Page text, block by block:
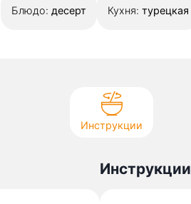
у
я
.
Блюдо: десерт Кухня: турецкая
Инструкции
Инструкции